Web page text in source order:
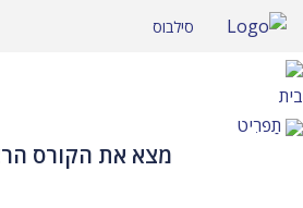
דלג
סילבוס
בית
תַפרִיט
מצא את הקורס